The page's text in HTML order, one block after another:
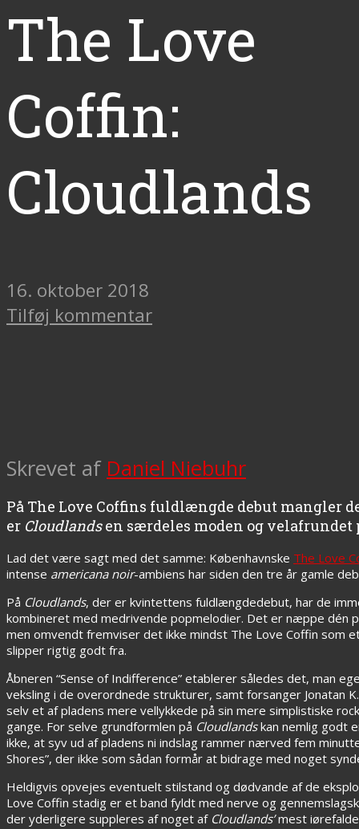
The Love
Coffin:
Cloudlands
16. oktober 2018
Tilføj kommentar
Skrevet af Daniel Niebuhr
På The Love Coffins fuldlængde debut mangler
er Cloudlandsen særdeles moden og velafrundet
Lad det være sagt med det samme: Københavnske The Love
intense americana noir-ambiens har siden den tre år gamle
På Cloudlands, der er kvintettens fuldlængdedebut, har de
kombineret med medrivende popmelodier. Det er næppe dén
men omvendt fremviser det ikke mindst The Love Coffin
slipper rigtig godt fra.
Åbneren “Sense of Indifference” etablerer således det, man
veksling i de overordnede strukturer, samt forsanger Jonatan
selv et af pladens mere vellykkede på sin mere simplistiske
gange. For selve grundformlen på Cloudlandskan nemlig godt
ikke, at syv ud af pladens ni indslag rammer nærved fem
Shores”, der ikke som sådan formår at bidrage med noget
Heldigvis opvejes eventuelt stilstand og dødvande af de
Love Coffin stadig er et band fyldt med nerve og
der yderligere suppleres af noget af Cloudlands’mest